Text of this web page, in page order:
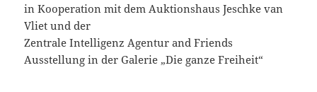
in Kooperation mit dem Auktionshaus Jeschke van
Vliet und der
Zentrale Intelligenz Agentur and Friends
Ausstellung in der Galerie „Die ganze Freiheit“